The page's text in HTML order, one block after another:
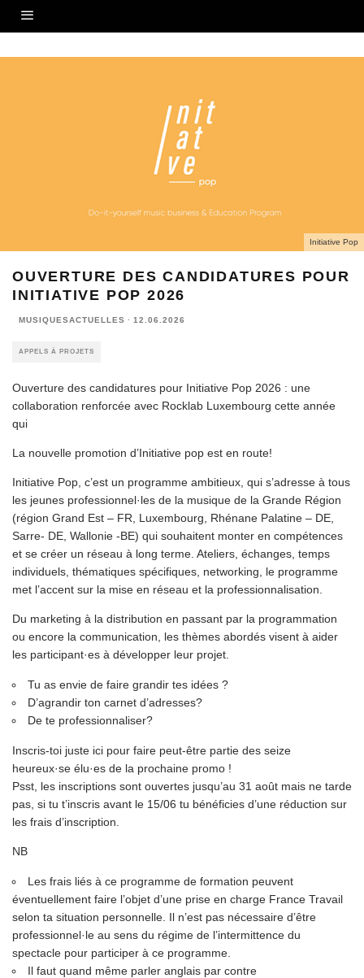
Initiative Pop
OUVERTURE DES CANDIDATURES POUR
INITIATIVE POP 2026
MUSIQUESACTUELLES · 12.06.2026
APPELS À PROJETS
Ouverture des candidatures pour Initiative Pop 2026 : une
collaboration renforcée avec Rocklab Luxembourg cette année
qui
La nouvelle promotion d’Initiative pop est en route!
Initiative Pop, c’est un programme ambitieux, qui s’adresse à tous
les jeunes professionnel·les de la musique de la Grande Région
(région Grand Est – FR, Luxembourg, Rhénane Palatine – DE,
Sarre- DE, Wallonie -BE) qui souhaitent monter en compétences
et se créer un réseau à long terme. Ateliers, échanges, temps
individuels, thématiques spécifiques, networking, le programme
met l’accent sur la mise en réseau et la professionnalisation.
Du marketing à la distribution en passant par la programmation
ou encore la communication, les thèmes abordés visent à aider
les participant·es à développer leur projet.
Tu as envie de faire grandir tes idées ?
D’agrandir ton carnet d’adresses?
De te professionnaliser?
Inscris-toi juste ici pour faire peut-être partie des seize
heureux·se élu·es de la prochaine promo !
Psst, les inscriptions sont ouvertes jusqu’au 31 août mais ne tarde
pas, si tu t’inscris avant le 15/06 tu bénéficies d’une réduction sur
les frais d’inscription.
NB
Les frais liés à ce programme de formation peuvent
éventuellement faire l’objet d’une prise en charge France Travail
selon ta situation personnelle. Il n’est pas nécessaire d’être
professionnel·le au sens du régime de l’intermittence du
spectacle pour participer à ce programme.
Il faut quand même parler anglais par contre